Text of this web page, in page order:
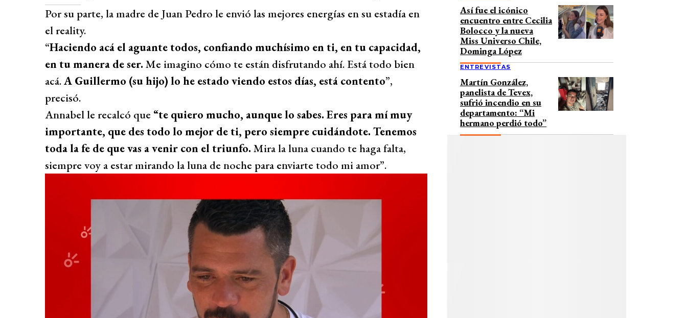
Por su parte, la madre de Juan Pedro le envió las mejores energías en su estadía en
el reality.
“Haciendo acá el aguante todos, confiando muchísimo en ti, en tu capacidad,
en tu manera de ser. Me imagino cómo te están disfrutando ahí. Está todo bien
acá.A Guillermo (su hijo) lo he estado viendo estos días, está contento”,
precisó.
Annabel le recalcó que “te quiero mucho, aunque lo sabes. Eres para mí muy
importante, que des todo lo mejor de ti, pero siempre cuidándote. Tenemos
toda la fe de que vas a venir con el triunfo. Mira la luna cuando te haga falta,
siempre voy a estar mirando la luna de noche para enviarte todo mi amor”.
Así fue el icónico
encuentro entre Cecilia
Bolocco y la nueva
Miss Universo Chile,
Dominga López
ENTREVISTAS
Martín González,
panelista de Tevex,
sufrió incendio en su
departamento: “Mi
hermano perdió todo”